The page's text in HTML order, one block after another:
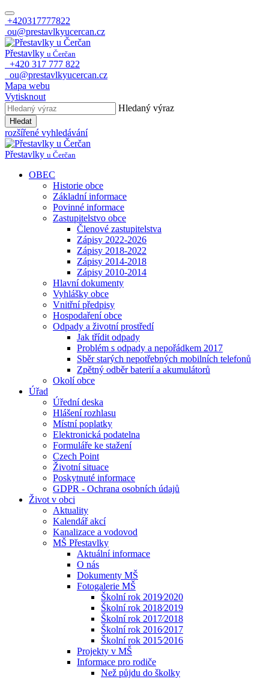
+420317777822
ou@prestavlkyucercan.cz
Přestavlky u Čerčan
+420 317 777 822
ou@prestavlkyucercan.cz
Mapa webu
Vytisknout
Hledaný výraz
Hledat
rozšířené vyhledávání
Přestavlky u Čerčan
OBEC
Historie obce
Základní informace
Povinné informace
Zastupitelstvo obce
Členové zastupitelstva
Zápisy 2022-2026
Zápisy 2018-2022
Zápisy 2014-2018
Zápisy 2010-2014
Hlavní dokumenty
Vyhlášky obce
Vnitřní předpisy
Hospodaření obce
Odpady a životní prostředí
Jak třídit odpady
Problém s odpady a nepořádkem 2017
Sběr starých nepotřebných mobilních telefonů
Zpětný odběr baterií a akumulátorů
Okolí obce
Úřad
Úřední deska
Hlášení rozhlasu
Místní poplatky
Elektronická podatelna
Formuláře ke stažení
Czech Point
Životní situace
Poskytnuté informace
GDPR - Ochrana osobních údajů
Život v obci
Aktuality
Kalendář akcí
Kanalizace a vodovod
MŠ Přestavlky
Aktuální informace
O nás
Dokumenty MŠ
Fotogalerie MŠ
Školní rok 2019⁄2020
Školní rok 2018⁄2019
Školní rok 2017⁄2018
Školní rok 2016⁄2017
Školní rok 2015⁄2016
Projekty v MŠ
Informace pro rodiče
Než půjdu do školky